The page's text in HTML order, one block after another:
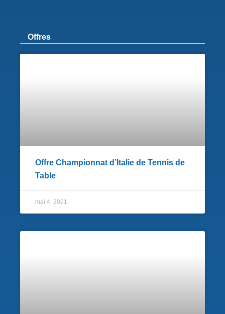
Offres
Offre Championnat d’Italie de Tennis de
Table
mai 4, 2021